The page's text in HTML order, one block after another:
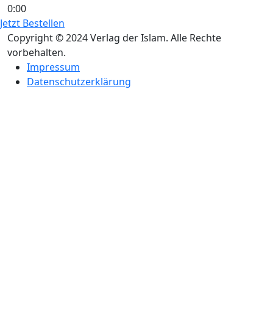
0:00
Jetzt Bestellen
Copyright © 2024 Verlag der Islam. Alle Rechte
vorbehalten.
Impressum
Datenschutzerklärung